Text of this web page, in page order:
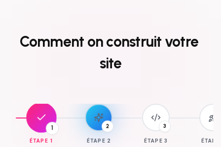
Comment onconstruit votre
site
1
ÉTAPE 1
2
ÉTAPE 2
3
ÉTAPE 3 ÉTAPE